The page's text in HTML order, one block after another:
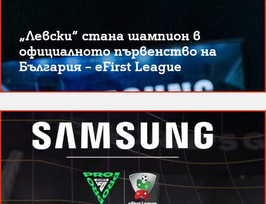
„Левски“ стана шампион в
официалното първенство на
България – eFirst League